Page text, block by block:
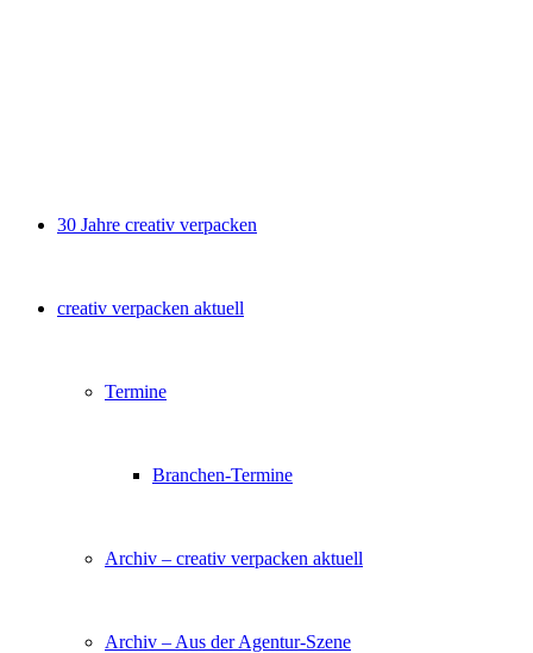
30 Jahre creativ verpacken
creativ verpacken aktuell
Termine
Branchen-Termine
Archiv – creativ verpacken aktuell
Archiv – Aus der Agentur-Szene